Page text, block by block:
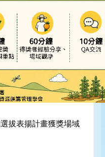
拔表揚計畫獲獎場域